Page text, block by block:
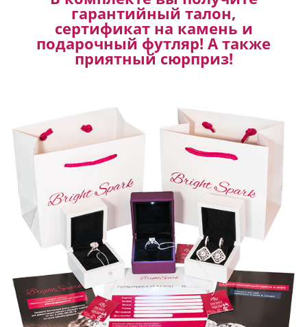
гарантийный талон,
сертификат на камень и
подарочный футляр! А также
приятный сюрприз!